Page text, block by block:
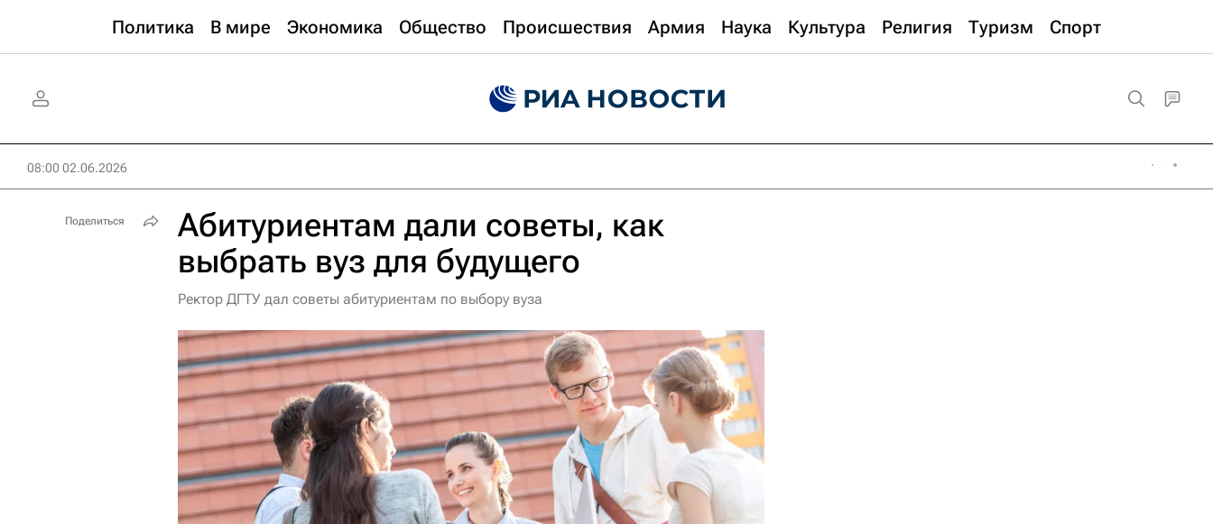
Политика В мире Экономика Общество Происшествия Армия Наука Культура Религия Туризм Спорт
08:00 02.06.2026
Абитуриентам дали советы, как
выбрать вуз для будущего
Ректор ДГТУ дал советы абитуриентам по выбору вуза
Поделиться